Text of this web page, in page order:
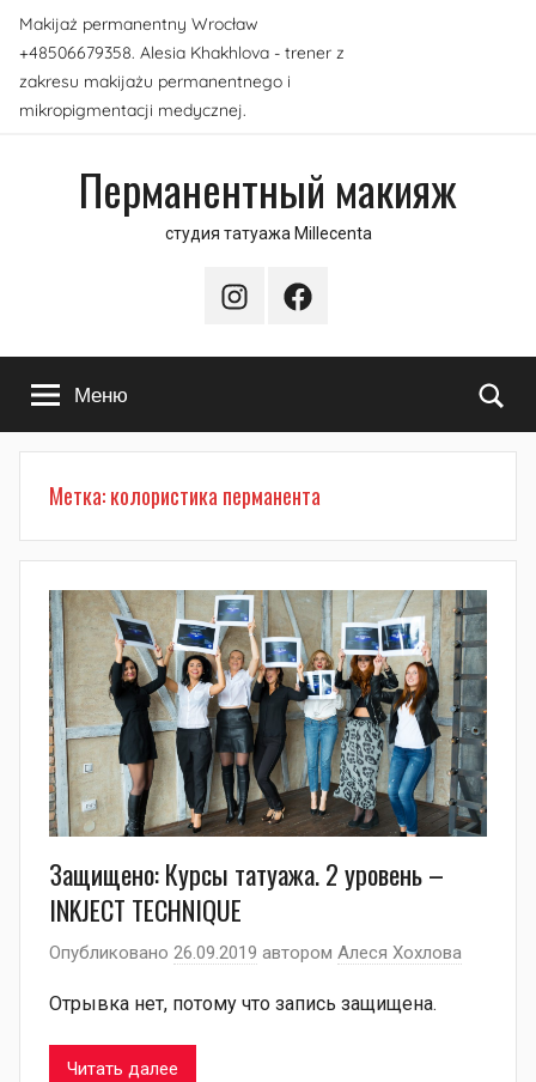
Перейти
содержимому
Makijaż permanentny Wrocław
+48506679358. Alesia Khakhlova - trener z
zakresu makijażu permanentnego i
mikropigmentacji medycznej.
Перманентный макияж
студия татуажа Millecenta
InstagramFacebook
Меню
Метка:колористика перманента
Защищено: Курсы татуажа. 2 уровень –
INKJECT TECHNIQUE
Опубликовано 26.09.2019 автором Алеся Хохлова
Отрывка нет, потому что запись защищена.
Читать далее